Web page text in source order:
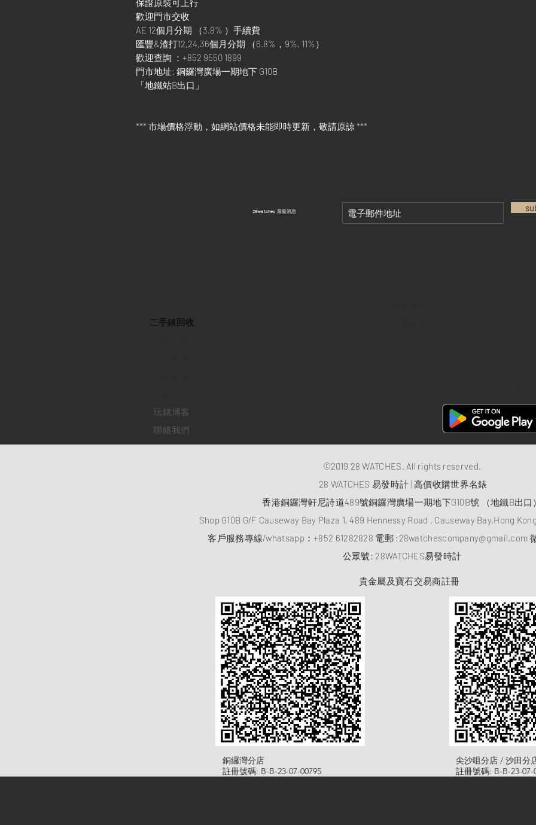
保證原裝可上行
歡迎門市交收
AE 12個月分期 （3.8% ）手續費
匯豐&渣打12,24,36個月分期 （6.8%，9%, 11%）
歡迎查詢 ：+852 9550 1899
門市地址: 銅鑼灣廣場一期地下 G10B
「地鐵站B出口」
*** 市場價格浮動，如網站價格未能即時更新，敬請原諒 ***
​28watches 最新消息
​二手錶回收
玩錶博客
聯絡我們
©2019 28 WATCHES. All rights reserved.
28 WATCHES 易發時計 | 高價收購世界名錶
香港銅鑼灣軒尼詩道489號銅鑼灣廣場一期地下G10B號 （地鐵B出口）
Shop G10B G/F Causeway Bay Plaza 1, 489 Hennessy Road , Causeway Bay,Hong Kong
客戶服務專線/whatsapp：+852 61282828 電郵 : 28watchescompany@gmail.com
​公眾號: 28WATCHES易發時計
貴金屬及寶石交易商註冊
​銅纙灣分店
註冊號碼: B-B-23-07-00795
尖沙咀分店 / 沙田分
註冊號碼: B-B-23-07-